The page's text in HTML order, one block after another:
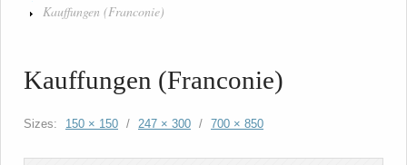
Kauffungen (Franconie)
Kauffungen (Franconie)
Sizes: 150 × 150 / 247 × 300 / 700 × 850